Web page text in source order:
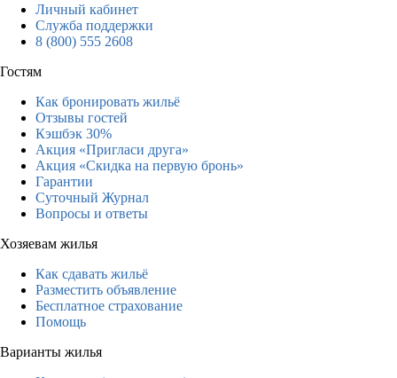
Личный кабинет
Служба поддержки
8 (800) 555 2608
Гостям
Как бронировать жильё
Отзывы гостей
Кэшбэк 30%
Акция «Пригласи друга»
Акция «Скидка на первую бронь»
Гарантии
Суточный Журнал
Вопросы и ответы
Хозяевам жилья
Как сдавать жильё
Разместить объявление
Бесплатное страхование
Помощь
Варианты жилья